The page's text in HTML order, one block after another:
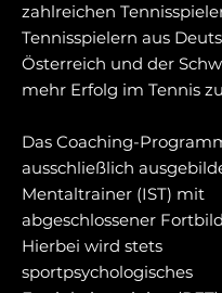
zahlreichen
Tennisspielern aus
Österreich und der
mehr Erfolg im Tennis
Das Coaching-
ausschließlich
Mentaltrainer (IST) mit
abgeschlossener
Hierbei wird stets
sportpsychologisches